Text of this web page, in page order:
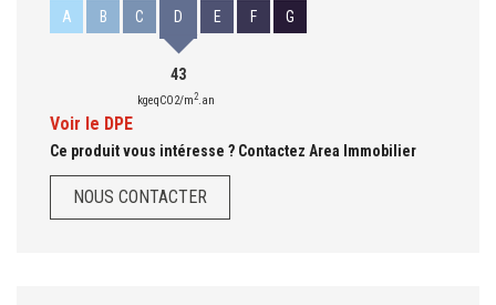
A B C D
43
kgeqCO2/m2.an
E F G
Voir le DPE
Ce produit vous intéresse ? Contactez Area Immobilier
NOUS CONTACTER